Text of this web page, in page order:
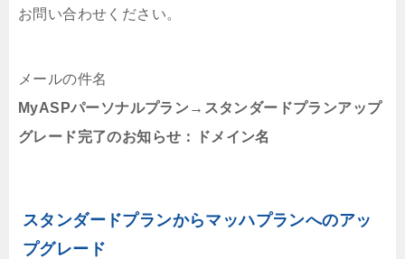
お問い合わせください。
メールの件名
MyASPパーソナルプラン→スタンダードプランアップ
グレード完了のお知らせ：ドメイン名
スタンダードプランからマッハプランへのアッ
プグレード